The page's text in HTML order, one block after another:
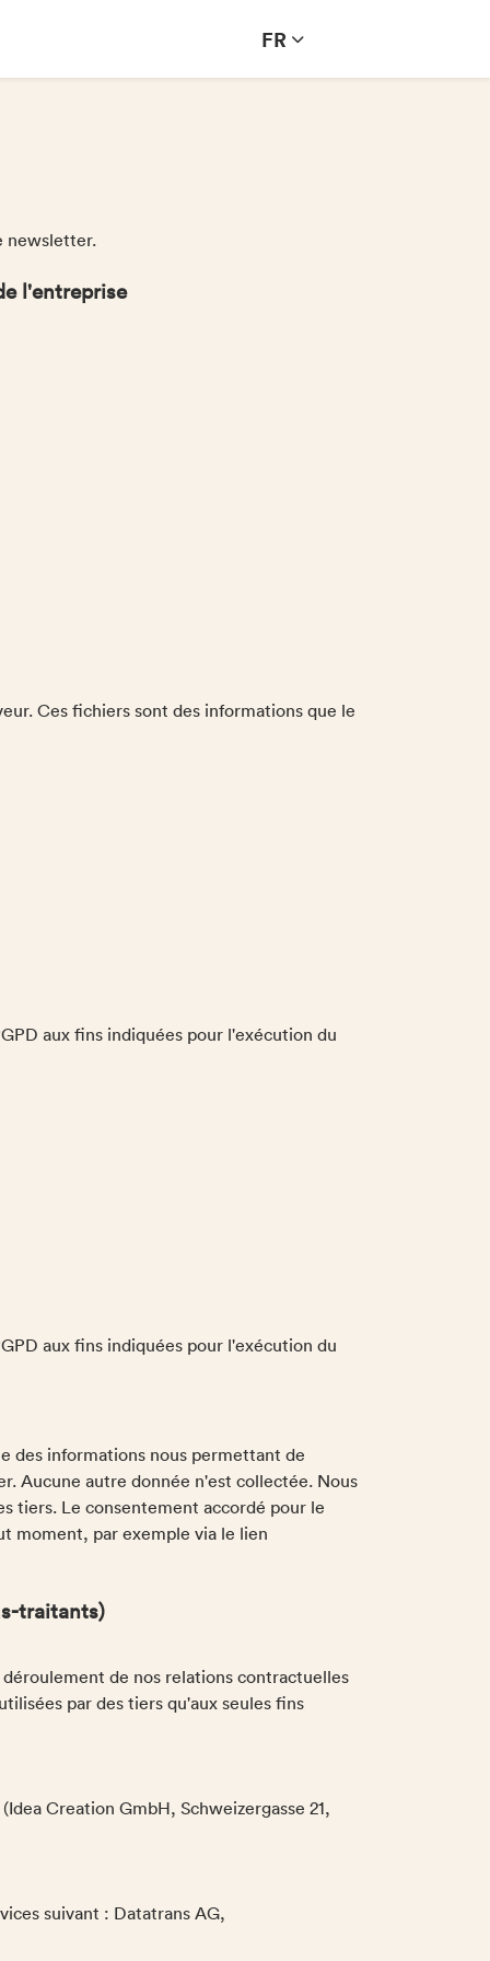
FR
newsletter.
l'entreprise
Ces fichiers sont des informations que le
aux fins indiquées pour l'exécution du
aux fins indiquées pour l'exécution du
des informations nous permettant de
Aucune autre donnée n'est collectée. Nous
tiers. Le consentement accordé pour le
moment, par exemple via le lien
traitants)
de nos relations contractuelles
par des tiers qu'aux seules fins
Creation GmbH, Schweizergasse 21,
suivant : Datatrans AG,